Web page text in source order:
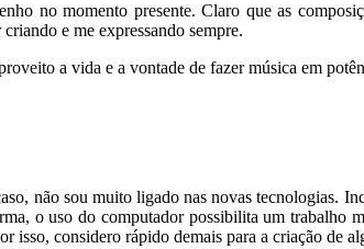
no momento presente. Claro que as
e me expressando sempre.
a vida e a vontade de fazer música em
não sou muito ligado nas novas tecnologias.
o uso do computador possibilita um trabalho
isso, considero rápido demais para a criação de